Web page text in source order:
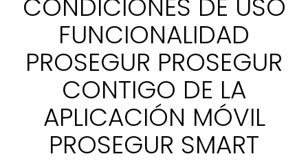
CONDICIONES DE USO
FUNCIONALIDAD
PROSEGUR PROSEGUR
CONTIGO DE LA
APLICACIÓN MÓVIL
PROSEGUR SMART